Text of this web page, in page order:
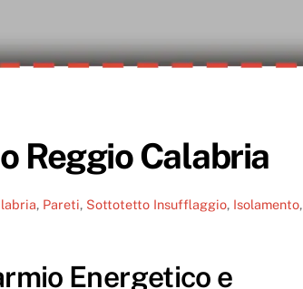
Reggio Calabria
, Pareti, Sottotetto Insufflaggio, Isolamento,
Energetico e